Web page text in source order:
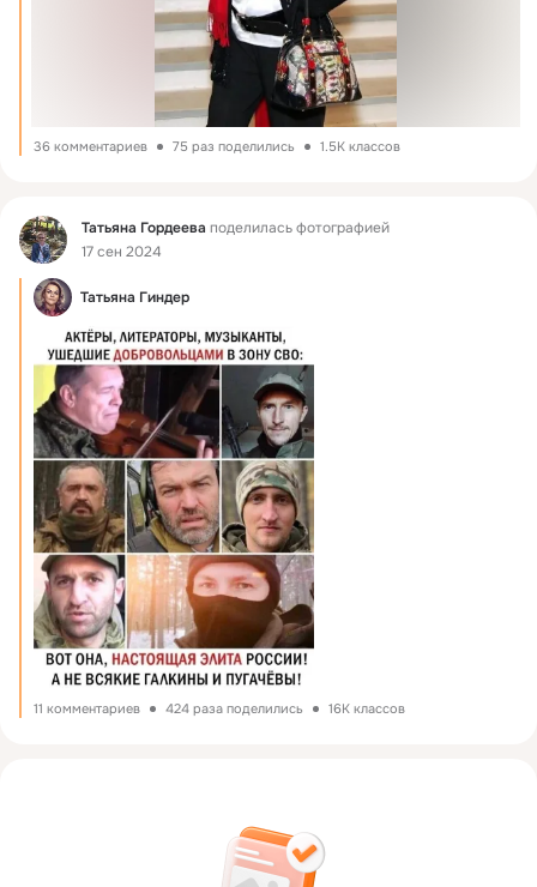
36 комментариев 75 раз поделились 1.5K классов
Фид Татьяна Гордеева поделилась фотографией
17 сен 2024
Татьяна Гиндер
11 комментариев 424 раза поделились 16K классов